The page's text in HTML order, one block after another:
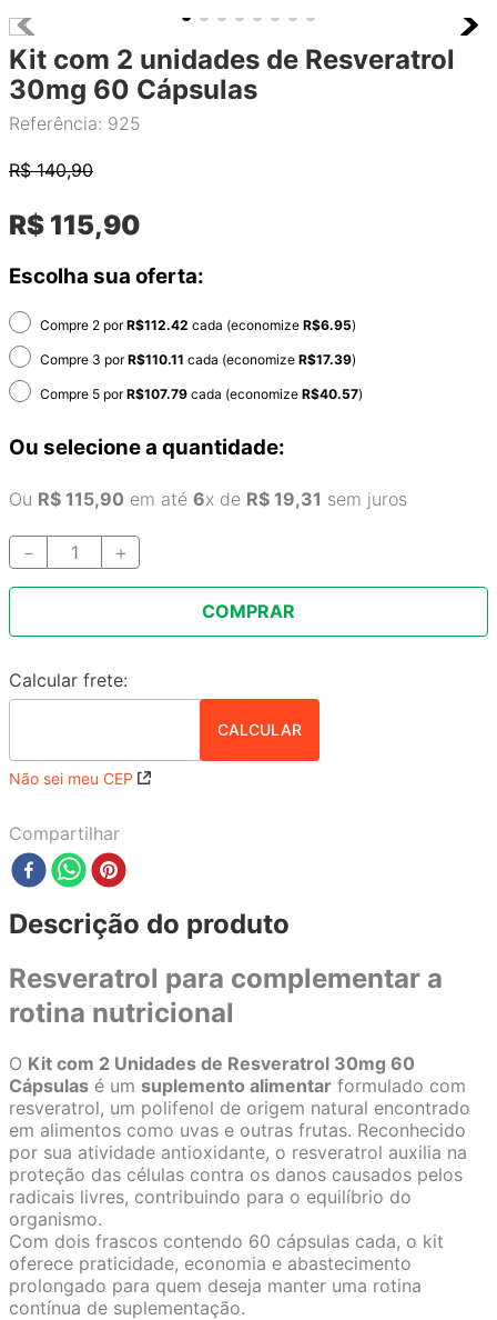
Kit com 2 unidades de Resveratrol
30mg 60 Cápsulas
Referência: 925
R$140,90
R$ 115,90
Escolha sua oferta:
Compre 2 porR$112.42 cada (economize R$6.95)
Compre 3 porR$110.11 cada (economize R$17.39)
Compre 5 porR$107.79 cada (economize R$40.57)
Ou selecione a quantidade:
Ou R$ 115,90 em até 6x de R$ 19,31 sem juros
＋
－
COMPRAR
Não sei meu CEP
Compartilhar
Descrição do produto
Resveratrol para complementar a
rotina nutricional
O Kit com 2 Unidades de Resveratrol 30mg 60
Cápsulas é um suplemento alimentar formulado com
resveratrol, um polifenol de origem natural encontrado
em alimentos como uvas e outras frutas. Reconhecido
por sua atividade antioxidante, o resveratrol auxilia na
proteção das células contra os danos causados pelos
radicais livres, contribuindo para o equilíbrio do
organismo.
Com dois frascos contendo 60 cápsulas cada, o kit
oferece praticidade, economia e abastecimento
prolongado para quem deseja manter uma rotina
contínua de suplementação.